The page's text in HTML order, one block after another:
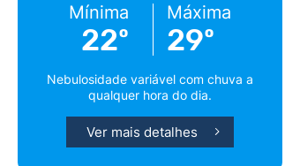
Mínima
22º
Máxima
29º
Nebulosidade variável com chuva a
qualquer hora do dia.
Ver mais detalhes